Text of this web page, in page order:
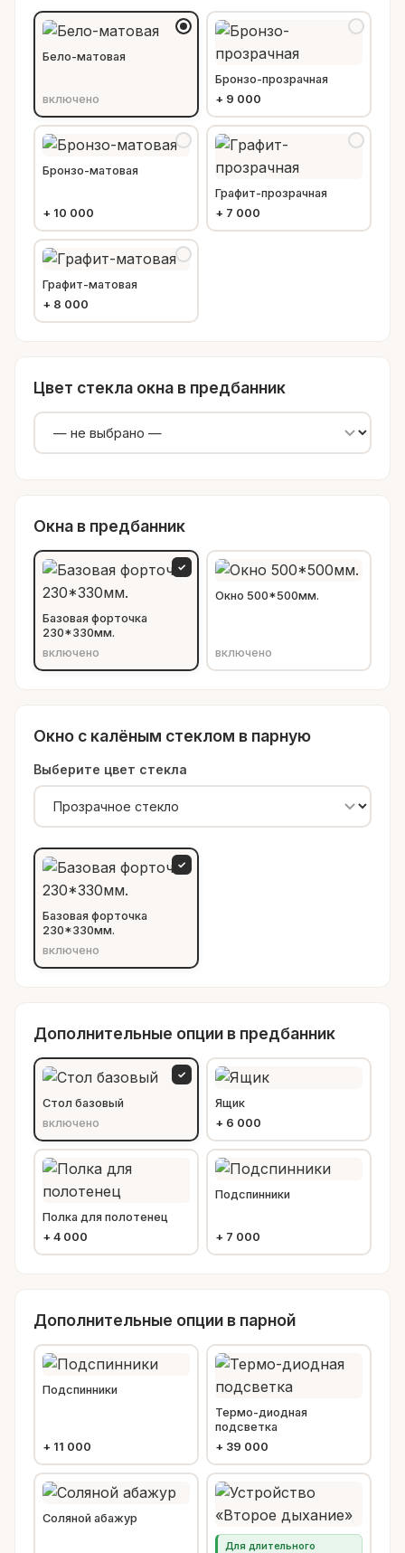
Бело-матовая
включено
Бронзо-прозрачная
+ 9 000
Бронзо-матовая
+ 10 000
Графит-прозрачная
+ 7 000
Графит-матовая
+ 8 000
Цвет стекла окна в предбанник
Окна в предбанник
Базовая форточка
230*330мм.
включено
✓
Окно 500*500мм.
включено
Окно с калёным стеклом в парную
Выберите цвет стекла
Базовая форточка
230*330мм.
включено
✓
Дополнительные опции в предбанник
Стол базовый
включено
✓
Ящик
+ 6 000
Полка для полотенец
+ 4 000
Подспинники
+ 7 000
Дополнительные опции в парной
Подспинники
+ 11 000
Термо-диодная
подсветка
+ 39 000
Соляной абажур
Для длительного